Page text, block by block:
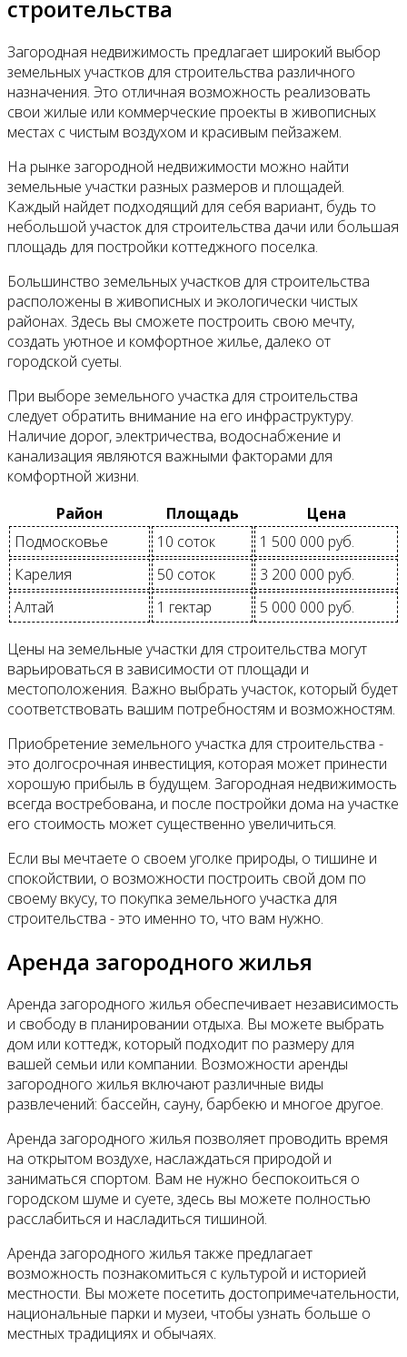
строительства
Загородная недвижимость предлагает широкий выбор
земельных участков для строительства различного
назначения. Это отличная возможность реализовать
свои жилые или коммерческие проекты в живописных
местах с чистым воздухом и красивым пейзажем.
На рынке загородной недвижимости можно найти
земельные участки разных размеров и площадей.
Каждый найдет подходящий для себя вариант, будь то
небольшой участок для строительства дачи или большая
площадь для постройки коттеджного поселка.
Большинство земельных участков для строительства
расположены в живописных и экологически чистых
районах. Здесь вы сможете построить свою мечту,
создать уютное и комфортное жилье, далеко от
городской суеты.
При выборе земельного участка для строительства
следует обратить внимание на его инфраструктуру.
Наличие дорог, электричества, водоснабжение и
канализация являются важными факторами для
комфортной жизни.
Район
Площадь
Цена
Подмосковье
10 соток
1 500 000 руб.
Карелия
50 соток
3 200 000 руб.
Алтай
1 гектар 5 000 000 руб.
Цены на земельные участки для строительства могут
варьироваться в зависимости от площади и
местоположения. Важно выбрать участок, который будет
соответствовать вашим потребностям и возможностям.
Приобретение земельного участка для строительства -
это долгосрочная инвестиция, которая может принести
хорошую прибыль в будущем. Загородная недвижимость
всегда востребована, и после постройки дома на участке
его стоимость может существенно увеличиться.
Если вы мечтаете о своем уголке природы, о тишине и
спокойствии, о возможности построить свой дом по
своему вкусу, то покупка земельного участка для
строительства - это именно то, что вам нужно.
Аренда загородного жилья
Аренда загородного жилья обеспечивает независимость
и свободу в планировании отдыха. Вы можете выбрать
дом или коттедж, который подходит по размеру для
вашей семьи или компании. Возможности аренды
загородного жилья включают различные виды
развлечений: бассейн, сауну, барбекю и многое другое.
Аренда загородного жилья позволяет проводить время
на открытом воздухе, наслаждаться природой и
заниматься спортом. Вам не нужно беспокоиться о
городском шуме и суете, здесь вы можете полностью
расслабиться и насладиться тишиной.
Аренда загородного жилья также предлагает
возможность познакомиться с культурой и историей
местности. Вы можете посетить достопримечательности,
национальные парки и музеи, чтобы узнать больше о
местных традициях и обычаях.